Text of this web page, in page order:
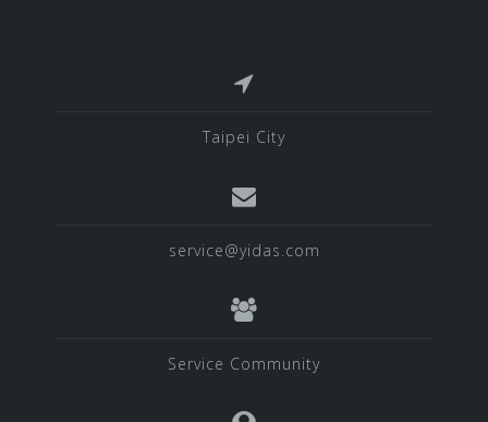
Taipei City
service@yidas.com
Service Community